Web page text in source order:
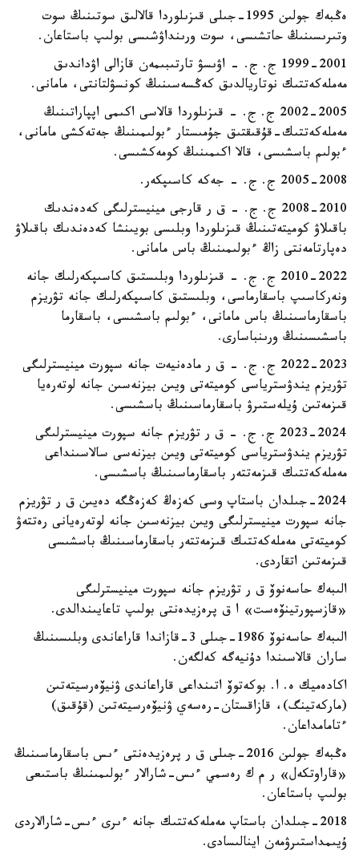
ەڭبەك جولىن 1995-جىلى قىزىلوردا قالالىق سوتىنىڭ سوت
وتىرىسىنىڭ حاتشىسى، سوت ورىنداۋشىسى بولىپ باستاعان.
1999-2001 ج. ج. - اۋىسۋ تارتىبىمەن قازالى اۋداندىق
مەملەكەتتىك نوتاريالدىق كەڭسەسىنىڭ كونسۋلتانتى، مامانى.
2002-2005 ج. ج. - قىزىلوردا قالاسى اكىمى اپپاراتىنىڭ
مەملەكەتتىك-قۇقىقتىق جۇمىستار ءبولىمىنىڭ جەتەكشى مامانى،
ءبولىم باسشىسى، قالا اكىمىنىڭ كومەكشىسى.
2005-2008 ج. ج. - جەكە كاسىپكەر.
2008-2010 ج. ج. – ق ر قارجى مينيسترلىگى كەدەندىك
باقىلاۋ كوميتەتىنىڭ قىزىلوردا وبلىسى بويىنشا كەدەندىك باقىلاۋ
دەپارتامەنتى زاڭ ءبولىمىنىڭ باس مامانى.
2010-2022 ج. ج. - قىزىلوردا وبلىستىق كاسىپكەرلىك جانە
ونەركاسىپ باسقارماسى، وبلىستىق كاسىپكەرلىك جانە تۋريزم
باسقارماسىنىڭ باس مامانى، ءبولىم باسشىسى، باسقارما
باسشىسىنىڭ ورىنباسارى.
2022-2023 ج. ج. – ق ر مادەنيەت جانە سپورت مينيسترلىگى
تۋريزم يندۋسترياسى كوميتەتى ويىن بيزنەسىن جانە لوتەرەيا
قىزمەتىن ۇيلەستىرۋ باسقارماسىنىڭ باسشىسى.
2023-2024 ج. ج. – ق ر تۋريزم جانە سپورت مينيسترلىگى
تۋريزم يندۋسترياسى كوميتەتى ويىن بيزنەسى سالاسىنداعى
مەملەكەتتىك قىزمەتتەر باسقارماسىنىڭ باسشىسى.
2024-جىلدان باستاپ وسى كەزەڭ كەزەڭگە دەيىن ق ر تۋريزم
جانە سپورت مينيسترلىگى ويىن بيزنەسىن جانە لوتەرەيانى رەتتەۋ
كوميتەتى مەملەكەتتىك قىزمەتتەر باسقارماسىنىڭ باسشىسى
قىزمەتىن اتقاردى.
الىبەك حاسەنوۆ ق ر تۋريزم جانە سپورت مينيسترلىگى
«قازسپورتينۆەست» ا ق پرەزيدەنتى بولىپ تاعايىندالدى.
الىبەك حاسەنوۆ 1986-جىلى 3-قازاندا قاراعاندى وبلىسىنىڭ
ساران قالاسىندا دۇنيەگە كەلگەن.
اكادەميك ە. ا. بوكەتوۆ اتىنداعى قاراعاندى ۋنيۆەرسيتەتىن
(ماركەتينگ)، قازاقستان-رەسەي ۋنيۆەرسيتەتىن (قۇقىق)
ءتامامداعان.
ەڭبەك جولىن 2016-جىلى ق ر پرەزيدەنتى ءىس باسقارماسىنىڭ
«قاراوتكەل» ر م ك رەسمي ءىس-شارالار ءبولىمىنىڭ باستىعى
بولىپ باستاعان.
2018-جىلدان باستاپ مەملەكەتتىك جانە ءىرى ءىس-شارالاردى
ۇيىمداستىرۋمەن اينالىسادى.